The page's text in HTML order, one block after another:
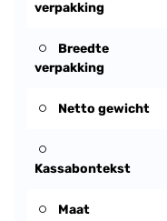
verpakking
Breedte
verpakking
Netto gewicht
Kassabontekst
Maat